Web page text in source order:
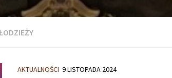
AKTUALNOŚCI 9 LISTOPADA 2024